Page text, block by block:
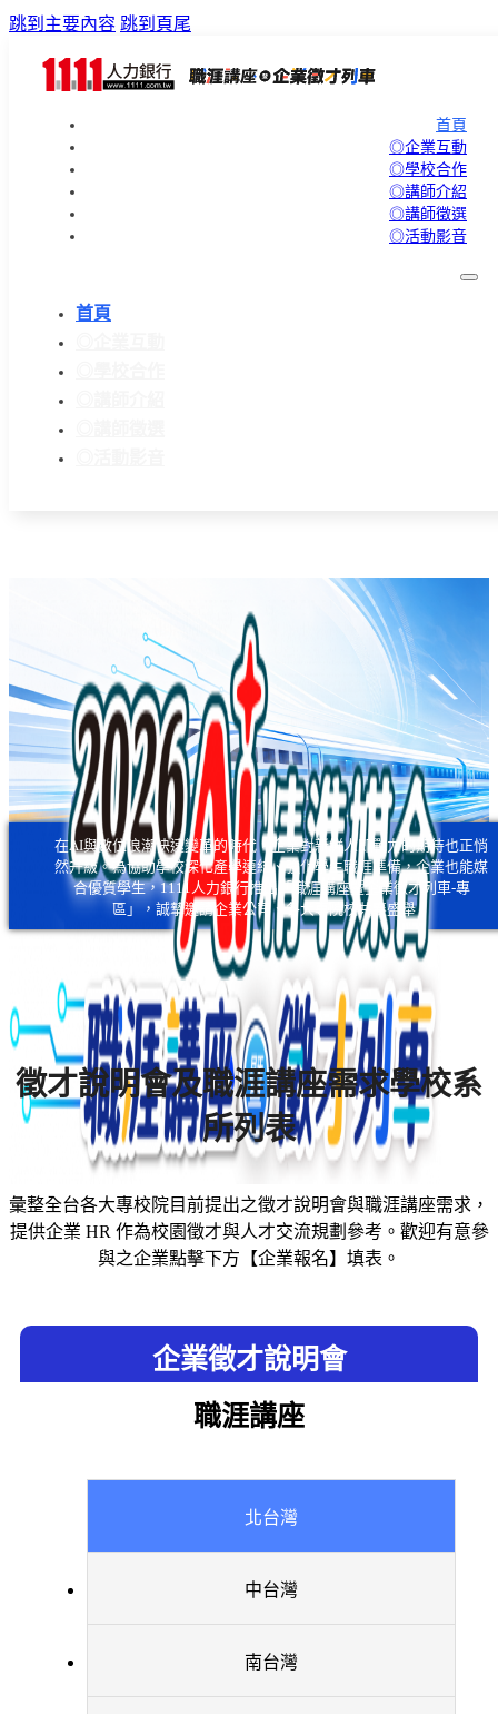
跳到主要內容 跳到頁尾
首頁
◎企業互動
◎學校合作
◎講師介紹
◎講師徵選
◎活動影音
首頁
在AI與數位浪潮快速變革的時代，企業對新鮮人即戰力的期待也正悄
然升級。為協助學校深化產學連結、強化學生職涯準備，企業也能媒
合優質學生，1111人力銀行推出「職涯講座暨企業徵才列車-專
區」，誠摯邀請企業公司、各大專院校共襄盛舉！
徵才說明會及職涯講座需求學校系
所列表
彙整全台各大專校院目前提出之徵才說明會與職涯講座需求，
提供企業 HR 作為校園徵才與人才交流規劃參考。歡迎有意參
與之企業點擊下方【企業報名】填表。
企業徵才說明會
職涯講座
北台灣
中台灣
南台灣